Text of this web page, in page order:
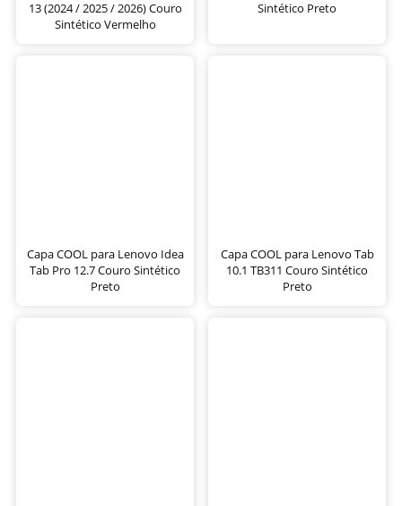
13 (2024 / 2025 / 2026) Couro
Sintético Vermelho
Sintético Preto
Capa COOL para Lenovo Idea
Tab Pro 12.7 Couro Sintético
Preto
Capa COOL para Lenovo Tab
10.1 TB311 Couro Sintético
Preto